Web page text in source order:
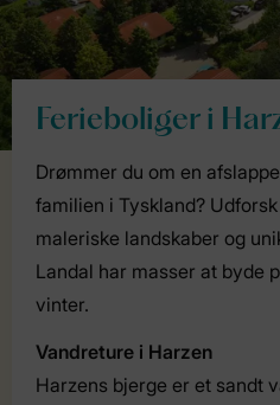
Ferieboliger i
Drømmer du om en
familien i Tyskland?
maleriske landskaber og
Landal har masser at byde
vinter.
Vandreture i Harzen
Harzens bjerge er et sandt